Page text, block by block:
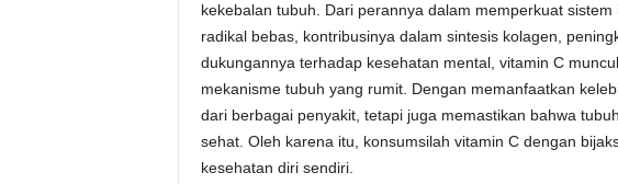
kekebalan tubuh. Dari perannya dalam memperkuat
radikal bebas, kontribusinya dalam sintesis kolagen,
dukungannya terhadap kesehatan mental, vitamin C
mekanisme tubuh yang rumit. Dengan memanfaatkan
dari berbagai penyakit, tetapi juga memastikan bahwa
sehat. Oleh karena itu, konsumsilah vitamin C dengan
kesehatan diri sendiri.